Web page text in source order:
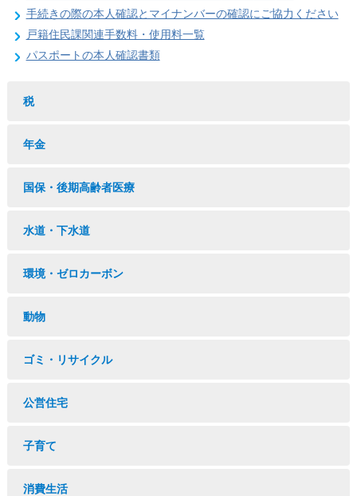
手続きの際の本人確認とマイナンバーの確認にご協力ください
戸籍住民課関連手数料・使用料一覧
パスポートの本人確認書類
税
年金
国保・後期高齢者医療
水道・下水道
環境・ゼロカーボン
動物
ゴミ・リサイクル
公営住宅
子育て
消費生活